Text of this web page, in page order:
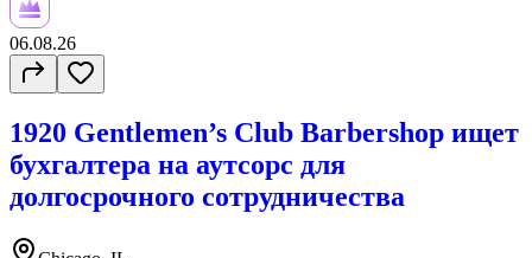
06.08.26
1920 Gentlemen’s Club Barbershop ищет
бухгалтера на аутсорс для
долгосрочного сотрудничества